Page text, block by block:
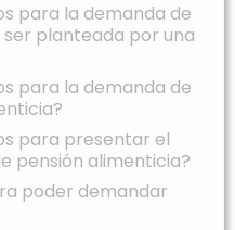
para la demanda de
planteada por una
para la demanda de
para presentar el
pensión alimenticia?
poder demandar